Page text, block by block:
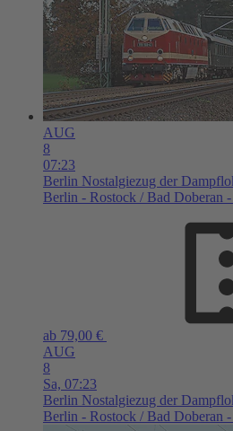
AUG
8
07:23
Berlin Nostalgiezug der
Berlin - Rostock / Bad Doberan
ab 79,00 €
AUG
8
Sa, 07:23
Berlin Nostalgiezug der
Berlin - Rostock / Bad Doberan